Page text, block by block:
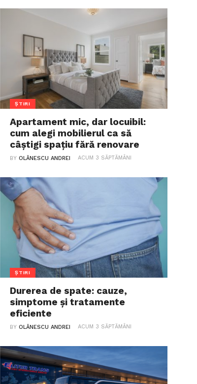
ȘTIRI
Apartament mic, dar locuibil:
cum alegi mobilierul ca să
câștigi spațiu fără renovare
BYOLĂNESCU ANDREI ACUM 3 SĂPTĂMÂNI
ȘTIRI
Durerea de spate: cauze,
simptome și tratamente
eficiente
BYOLĂNESCU ANDREI ACUM 3 SĂPTĂMÂNI